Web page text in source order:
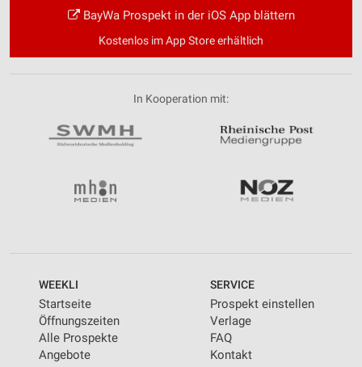
BayWa Prospekt in der iOS App blättern
Kostenlos im App Store erhältlich
In Kooperation mit:
WEEKLI
Startseite
Öffnungszeiten
Alle Prospekte
Angebote
SERVICE
Prospekt einstellen
Verlage
FAQ
Kontakt